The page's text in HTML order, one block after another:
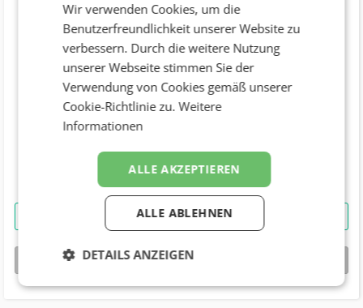
E-Mail
b.schmolmueller@gosh.at
Funktion
Audio Branding Strategist
Telefonnummer
+0043 (1) 3745353 (22)
Bernhard Schmolmüllerkontaktieren
bizbook-Profil vonBernhard Schmolmüller
Wir verwenden Cookies, um die
Benutzerfreundlichkeit unserer Website zu
verbessern. Durch die weitere Nutzung
unserer Webseite stimmen Sie der
Verwendung von Cookies gemäß unserer
Cookie-Richtlinie zu.Weitere
Informationen
ALLE AKZEPTIEREN
ALLE ABLEHNEN
DETAILS ANZEIGEN